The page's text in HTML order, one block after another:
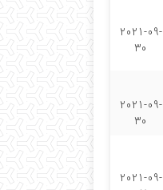
2021-09-
30
2021-09-
30
2021-09-